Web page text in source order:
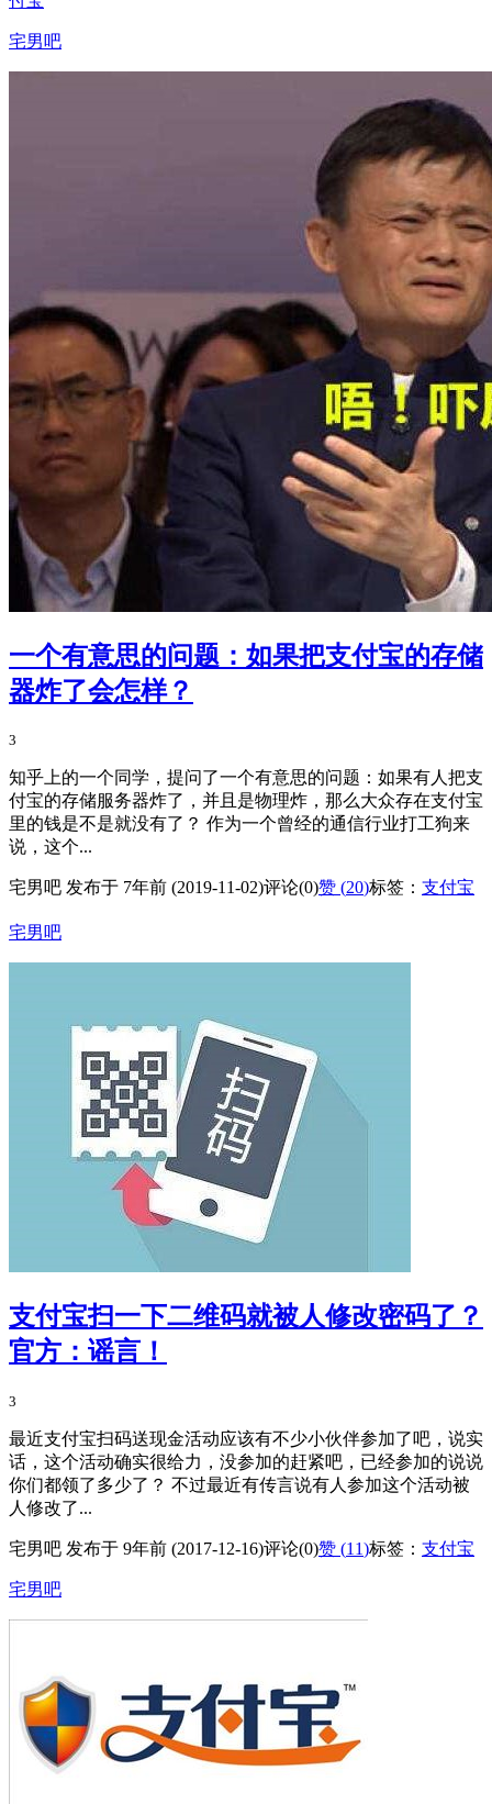
宅男吧
一个有意思的问题：如果把支付宝的存储
器炸了会怎样？
3
知乎上的一个同学，提问了一个有意思的问题：如果有人把支
付宝的存储服务器炸了，并且是物理炸，那么大众存在支付宝
里的钱是不是就没有了？ 作为一个曾经的通信行业打工狗来
说，这个...
宅男吧 发布于 7年前 (2019-11-02)评论(0)赞 (20)标签： 支付宝
宅男吧
支付宝扫一下二维码就被人修改密码了？
官方：谣言！
3
最近支付宝扫码送现金活动应该有不少小伙伴参加了吧，说实
话，这个活动确实很给力，没参加的赶紧吧，已经参加的说说
你们都领了多少了？ 不过最近有传言说有人参加这个活动被
人修改了...
宅男吧 发布于 9年前 (2017-12-16)评论(0)赞 (11)标签： 支付宝
宅男吧